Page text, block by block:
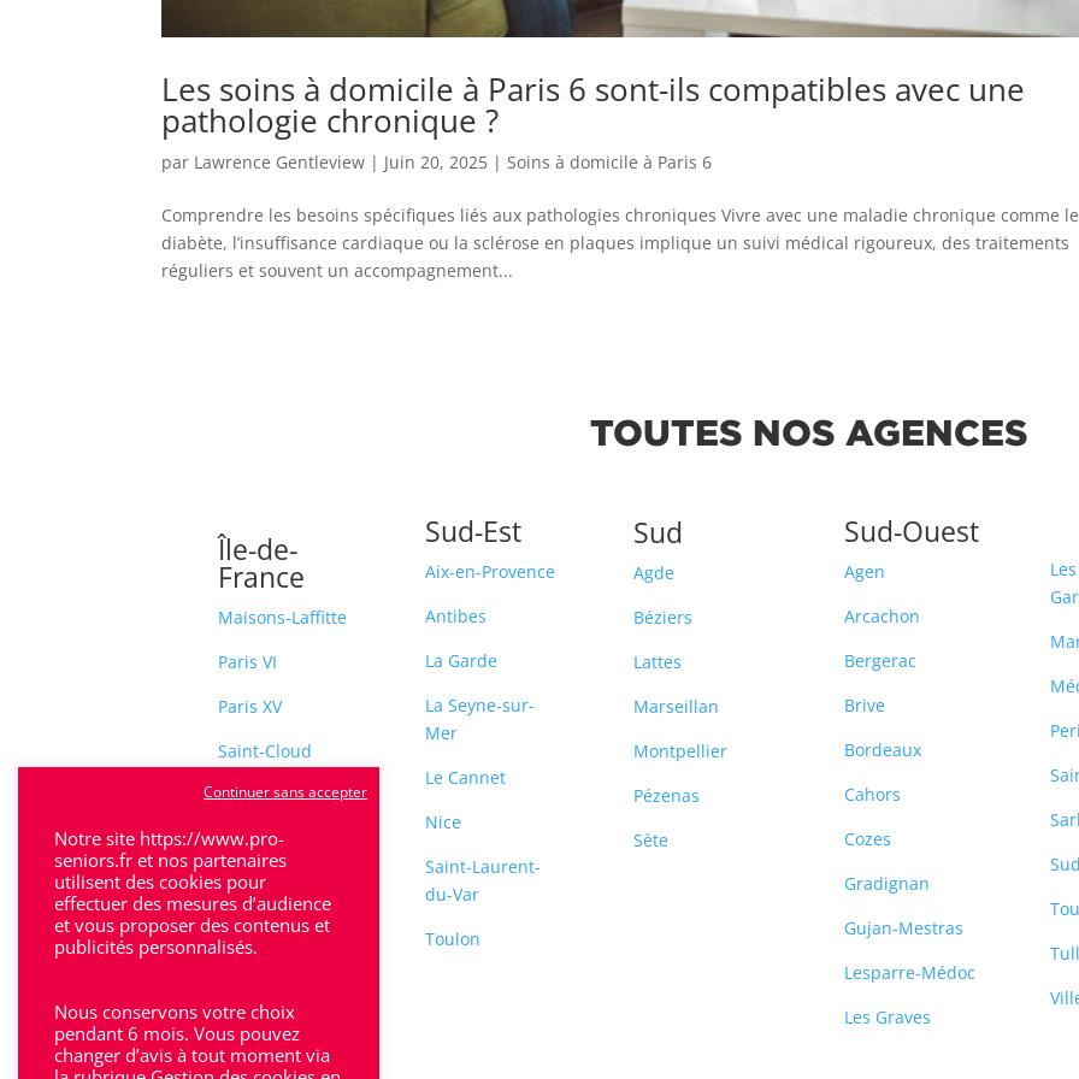
Les soins à domicile à Paris 6 sont-ils compatibles avec une
pathologie chronique ?
par Lawrence Gentleview | Juin 20, 2025 |Soins à domicile à Paris 6
Comprendre les besoins spécifiques liés aux pathologies chroniques Vivre avec une maladie chronique comme le
diabète, l’insuffisance cardiaque ou la sclérose en plaques implique un suivi médical rigoureux, des traitements
réguliers et souvent un accompagnement...
TOUTES NOS AGENCES
Île-de-
France
Maisons-Laffitte
Paris VI
Paris XV
Saint-Cloud
Sceaux
Sud-Est
Aix-en-Provence
Antibes
La Garde
La Seyne-sur-
Mer
Le Cannet
Nice
Saint-Laurent-
du-Var
Toulon
Sud
Agde
Béziers
Lattes
Marseillan
Montpellier
Pézenas
Sète
Sud-Ouest
Agen
Arcachon
Bergerac
Brive
Bordeaux
Cahors
Cozes
Gradignan
Gujan-Mestras
Lesparre-Médoc
Les Graves
Notre site https://www.pro-
seniors.fr et nos partenaires
utilisent des cookies pour
effectuer des mesures d’audience
et vous proposer des contenus et
publicités personnalisés.
Nous conservons votre choix
pendant 6 mois. Vous pouvez
changer d’avis à tout moment via
Continuer sans accepter